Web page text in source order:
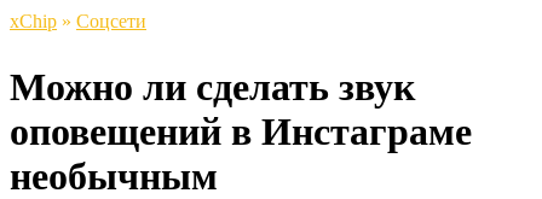
xСhip » Соцсети
Можно ли сделать звук
оповещений в Инстаграме
необычным